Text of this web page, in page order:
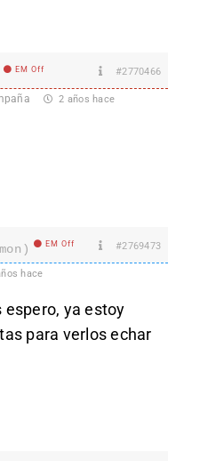
EM Off #2770466
2 años hace
EM Off #2769473
hace
espero, ya estoy
para verlos echar